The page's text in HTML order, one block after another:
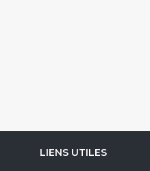
LIENS UTILES